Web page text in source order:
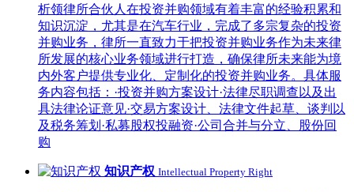
析领律所合伙人在投资并购领域有着丰富的经验积累和
知识沉淀，尤其是在汽车行业，完成了多宗复杂的投资
并购业务，律所一直致力于把投资并购业务作为未来律
所发展的核心业务领域进行打造，确保律所未来能为境
内外客户提供专业化、定制化的投资并购业务。具体服
务内容包括：·投资并购方案设计·法律尽职调查以及出
具法律论证意见·交易方案设计、法律文件起草、谈判以
及税务筹划·私募股权投融资·公司合并与分立、股份回
购
知识产权 Intellectual Property Right